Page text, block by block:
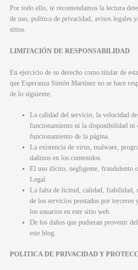
Por todo ello, te recomendamos la lectura
de uso, política de privacidad, avisos legales
sitios.
LIMITACIÓN DE RESPONSABILIDAD
En ejercicio de su derecho como titular de
que Esperanza Simón Martínez no se hace
de lo siguiente:
La calidad del servicio, la velocidad
funcionamiento ni la disponibilidad ni
funcionamiento de la página.
La existencia de virus, malware,
dañinos en los contenidos.
El uso ilícito, negligente, fraudulento
Legal.
La falta de licitud, calidad, fiabilidad,
de los servicios prestados por terceros
los usuarios en este sitio web.
De los daños que pudieran provenir
este blog.
POLITICA DE PRIVACIDAD Y